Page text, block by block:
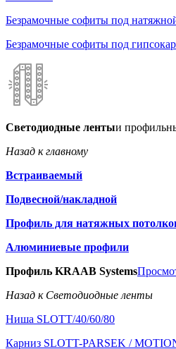
Безрамочные софиты под
Безрамочные софиты под
Светодиодные лентыи
Назад к главному
Встраиваемый
Подвесной/накладной
Профиль для натяжных
Алюминиевые профили
Профиль KRAAB Systems
Назад к Светодиодные ленты
Ниша SLOTT/40/60/80
Карниз SLOTT-PARSEK /